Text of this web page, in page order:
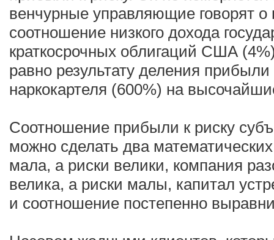
венчурные управляющие говорят о
соотношение низкого дохода
краткосрочных облигаций США
равно результату деления прибыли
наркокартеля (600%) на
Соотношение прибыли к риску
можно сделать два
мала, а риски велики, компания
велика, а риски малы, капитал
и соотношение постепенно